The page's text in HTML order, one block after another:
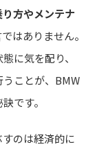
方やメンテナ
はありません。
に気を配り、
ことが、BMW
です。
のは経済的に